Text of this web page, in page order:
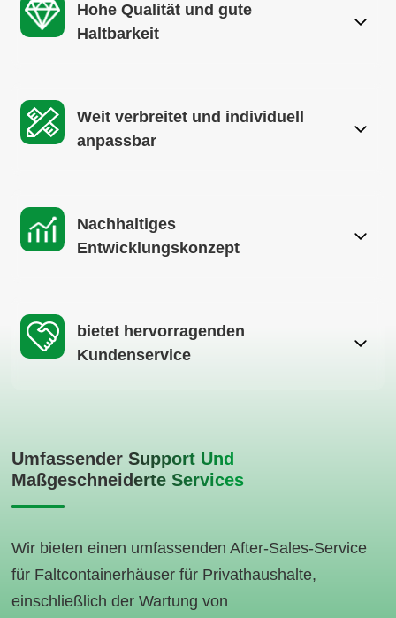
Hohe Qualität und gute
Haltbarkeit
Weit verbreitet und individuell
anpassbar
Nachhaltiges
Entwicklungskonzept
bietet hervorragenden
Kundenservice
Umfassender Support Und
Maßgeschneiderte Services
Wir bieten einen umfassenden After-Sales-Service
für Faltcontainerhäuser für Privathaushalte,
einschließlich der Wartung von